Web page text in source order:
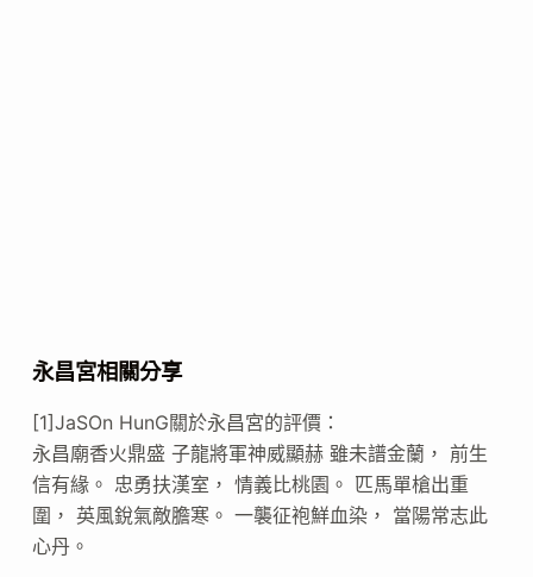
永昌宮相關分享
[1]JaSOn HunG關於永昌宮的評價：
永昌廟香火鼎盛 子龍將軍神威顯赫 雖未譜金蘭， 前生
信有緣。 忠勇扶漢室， 情義比桃園。 匹馬單槍出重
圍， 英風銳氣敵膽寒。 一襲征袍鮮血染， 當陽常志此
心丹。